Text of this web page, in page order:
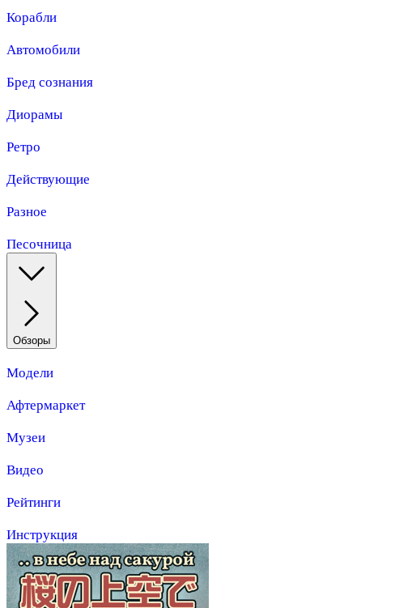
Корабли
Автомобили
Бред сознания
Диорамы
Ретро
Действующие
Разное
Песочница
Обзоры
Модели
Афтермаркет
Музеи
Видео
Рейтинги
Инструкция